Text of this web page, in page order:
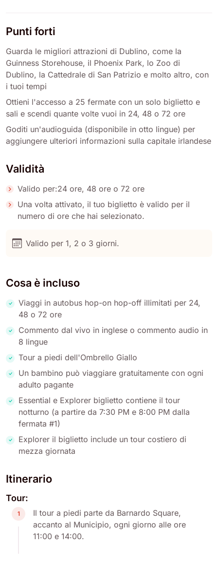
Punti forti
Guarda le migliori attrazioni di Dublino, come la
Guinness Storehouse, il Phoenix Park, lo Zoo di
Dublino, la Cattedrale di San Patrizio e molto altro, con
i tuoi tempi
Ottieni l'accesso a 25 fermate con un solo biglietto e
sali e scendi quante volte vuoi in 24, 48 o 72 ore
Goditi un'audioguida (disponibile in otto lingue) per
aggiungere ulteriori informazioni sulla capitale irlandese
Validità
Valido per:24 ore, 48 ore o 72 ore
Una volta attivato, il tuo biglietto è valido per il
numero di ore che hai selezionato.
Valido per 1, 2 o 3 giorni.
Cosa è incluso
Viaggi in autobus hop-on hop-off illimitati per 24,
48 o 72 ore
Commento dal vivo in inglese o commento audio in
8 lingue
Tour a piedi dell'Ombrello Giallo
Un bambino può viaggiare gratuitamente con ogni
adulto pagante
Essential e Explorer biglietto contiene il tour
notturno (a partire da 7:30 PM e 8:00 PM dalla
fermata #1)
Explorer il biglietto include un tour costiero di
mezza giornata
Itinerario
Tour:
1
Il tour a piedi parte da Barnardo Square,
accanto al Municipio, ogni giorno alle ore
11:00 e 14:00.